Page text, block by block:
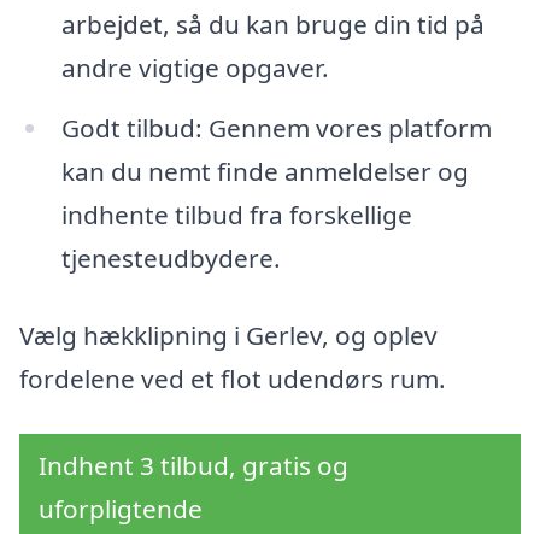
arbejdet, så du kan bruge din tid på
andre vigtige opgaver.
Godt tilbud: Gennem vores platform
kan du nemt finde anmeldelser og
indhente tilbud fra forskellige
tjenesteudbydere.
Vælg hækklipning i Gerlev, og oplev
fordelene ved et flot udendørs rum.
Indhent 3 tilbud, gratis og
uforpligtende